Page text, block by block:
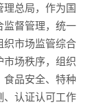
总局，作为国
监督管理，统一
织市场监管综合
场秩序，组织
品安全、特种
、认证认可工作